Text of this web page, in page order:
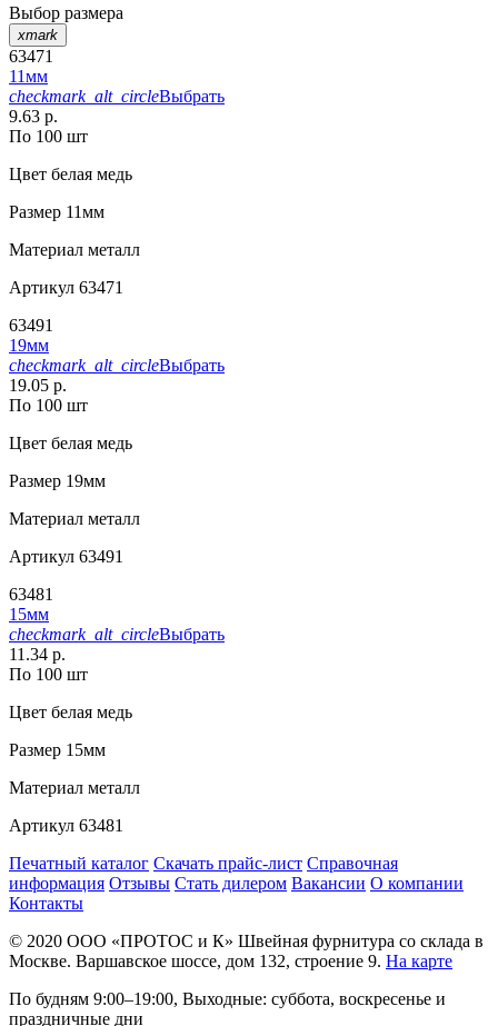
Выбор размера
xmark
63471
11мм
checkmark_alt_circleВыбрать
9.63 р.
По 100 шт
Цвет белая медь
Размер 11мм
Материал металл
Артикул 63471
63491
19мм
checkmark_alt_circleВыбрать
19.05 р.
По 100 шт
Цвет белая медь
Размер 19мм
Материал металл
Артикул 63491
63481
15мм
checkmark_alt_circleВыбрать
11.34 р.
По 100 шт
Цвет белая медь
Размер 15мм
Материал металл
Артикул 63481
Печатный каталог Скачать прайс-лист Справочная
информация Отзывы Стать дилером Вакансии О компании
Контакты
© 2020 ООО «ПРОТОС и К» Швейная фурнитура со склада в
Москве. Варшавское шоссе, дом 132, строение 9. На карте
По будням 9:00–19:00, Выходные: суббота, воскресенье и
праздничные дни